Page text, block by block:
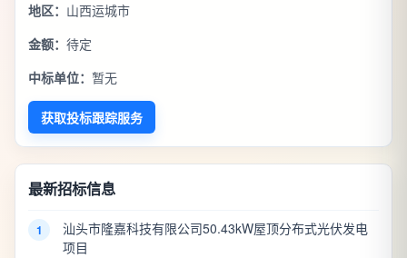
地区： 山西运城市
金额： 待定
中标单位： 暂无
获取投标跟踪服务
最新招标信息
1
汕头市隆嘉科技有限公司50.43kW屋顶分布式光伏发电
项目